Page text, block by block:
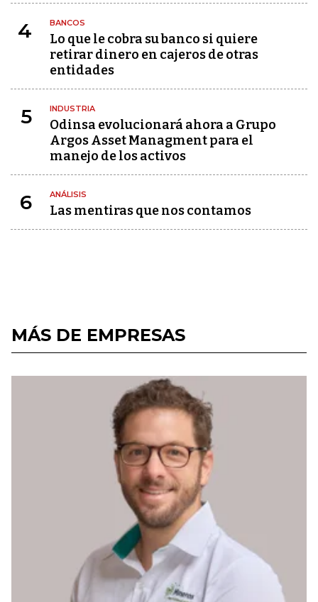
4 BANCOS
Lo que le cobra su banco si quiere
retirar dinero en cajeros de otras
entidades
5 INDUSTRIA
Odinsa evolucionará ahora a Grupo
Argos Asset Managment para el
manejo de los activos
6 ANÁLISIS
Las mentiras que nos contamos
MÁS DE EMPRESAS